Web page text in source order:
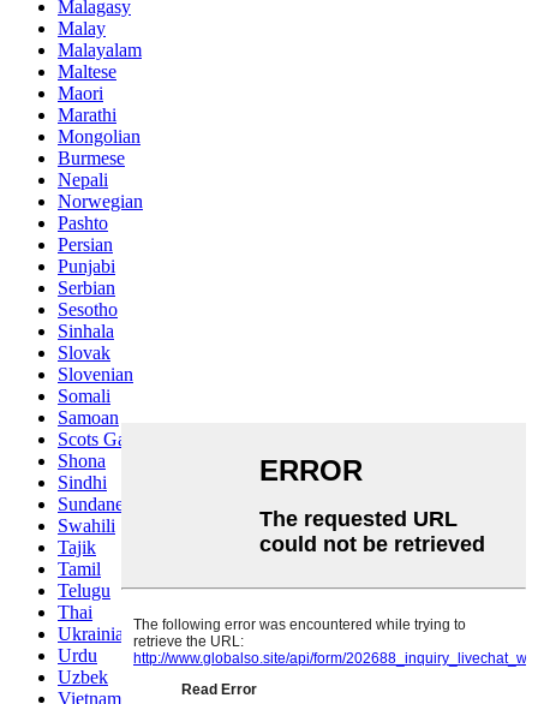
Malagasy
Malay
Malayalam
Maltese
Maori
Marathi
Mongolian
Burmese
Nepali
Norwegian
Pashto
Persian
Punjabi
Serbian
Sesotho
Sinhala
Slovak
Slovenian
Somali
Samoan
Scots Gaelic
Shona
Sindhi
Sundanese
Swahili
Tajik
Tamil
Telugu
Thai
Ukrainian
Urdu
Uzbek
Vietnamese